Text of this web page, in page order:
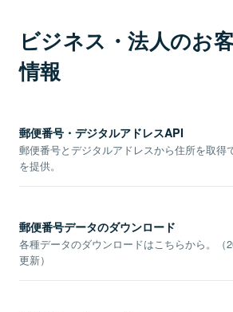
ビジネス・法人のお
情報
郵便番号・デジタルアドレスAPI
郵便番号とデジタルアドレスから住所を取得
を提供。
郵便番号データのダウンロード
各種データのダウンロードはこちらから。（
更新）